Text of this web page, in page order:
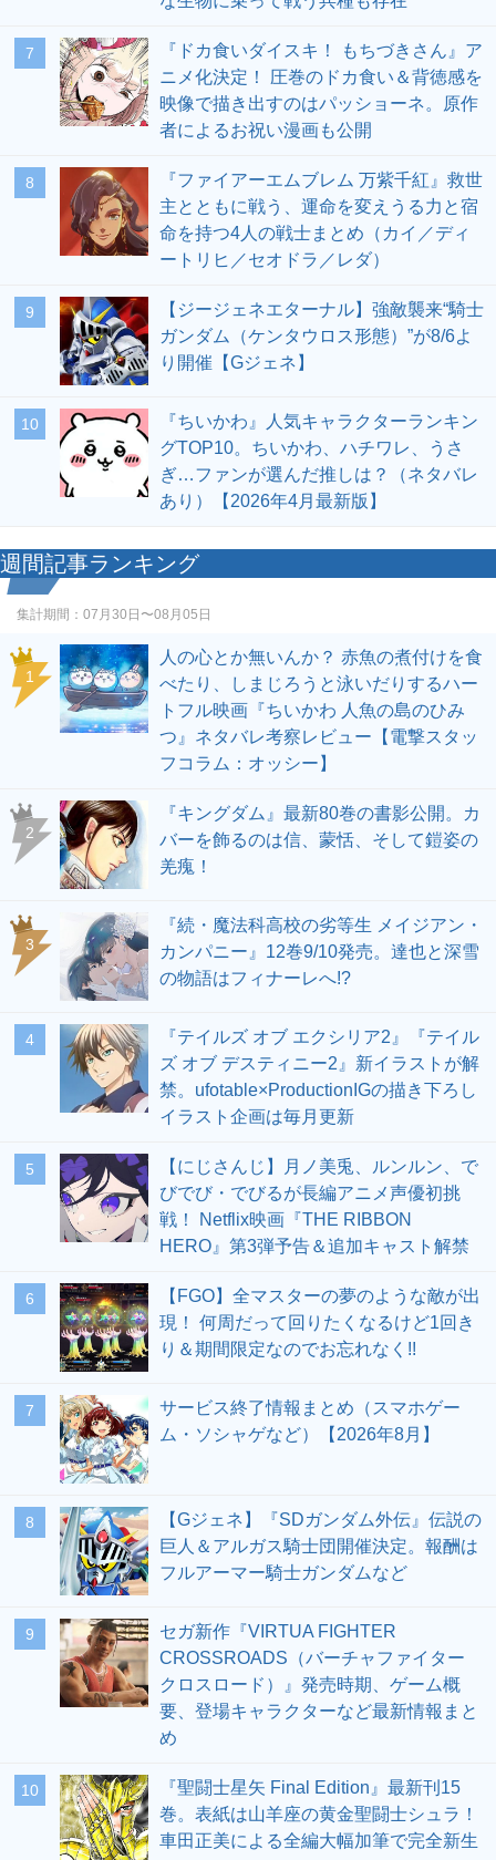
7
『ドカ食いダイスキ！ もちづきさん』ア
ニメ化決定！ 圧巻のドカ食い＆背徳感を
映像で描き出すのはパッショーネ。原作
者によるお祝い漫画も公開
8
『ファイアーエムブレム 万紫千紅』救世
主とともに戦う、運命を変えうる力と宿
命を持つ4人の戦士まとめ（カイ／ディ
ートリヒ／セオドラ／レダ）
9
【ジージェネエターナル】強敵襲来“騎士
ガンダム（ケンタウロス形態）”が8/6よ
り開催【Gジェネ】
10
『ちいかわ』人気キャラクターランキン
グTOP10。ちいかわ、ハチワレ、うさ
ぎ…ファンが選んだ推しは？（ネタバレ
あり）【2026年4月最新版】
週間記事ランキング
集計期間： 07月30日〜08月05日
1
人の心とか無いんか？ 赤魚の煮付けを食
べたり、しまじろうと泳いだりするハー
トフル映画『ちいかわ 人魚の島のひみ
つ』ネタバレ考察レビュー【電撃スタッ
フコラム：オッシー】
2
『キングダム』最新80巻の書影公開。カ
バーを飾るのは信、蒙恬、そして鎧姿の
羌瘣！
3
『続・魔法科高校の劣等生 メイジアン・
カンパニー』12巻9/10発売。達也と深雪
の物語はフィナーレへ!?
4
『テイルズ オブ エクシリア2』『テイル
ズ オブ デスティニー2』新イラストが解
禁。ufotable×ProductionIGの描き下ろし
イラスト企画は毎月更新
5
【にじさんじ】月ノ美兎、ルンルン、で
びでび・でびるが長編アニメ声優初挑
戦！ Netflix映画『THE RIBBON
HERO』第3弾予告＆追加キャスト解禁
6
【FGO】全マスターの夢のような敵が出
現！ 何周だって回りたくなるけど1回き
り＆期間限定なのでお忘れなく!!
7
サービス終了情報まとめ（スマホゲー
ム・ソシャゲなど）【2026年8月】
8
【Gジェネ】『SDガンダム外伝』伝説の
巨人＆アルガス騎士団開催決定。報酬は
フルアーマー騎士ガンダムなど
9
セガ新作『VIRTUA FIGHTER
CROSSROADS（バーチャファイター
クロスロード）』発売時期、ゲーム概
要、登場キャラクターなど最新情報まと
め
10
『聖闘士星矢 Final Edition』最新刊15
巻。表紙は山羊座の黄金聖闘士シュラ！
車田正美による全編大幅加筆で完全新生